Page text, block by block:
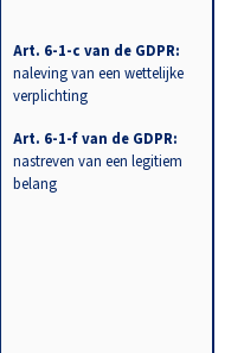
Art. 6-1-c van de GDPR:
naleving van een wettelijke
verplichting
Art. 6-1-f van de GDPR:
nastreven van een legitiem
belang